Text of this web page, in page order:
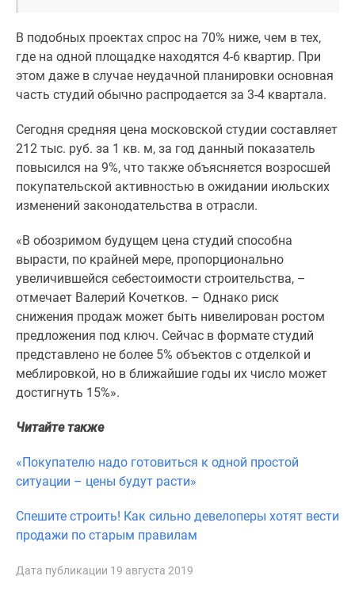
В подобных проектах спрос на 70% ниже, чем в тех,
где на одной площадке находятся 4-6 квартир. При
этом даже в случае неудачной планировки основная
часть студий обычно распродается за 3-4 квартала.
Сегодня средняя цена московской студии составляет
212 тыс. руб. за 1 кв. м, за год данный показатель
повысился на 9%, что также объясняется возросшей
покупательской активностью в ожидании июльских
изменений законодательства в отрасли.
«В обозримом будущем цена студий способна
вырасти, по крайней мере, пропорционально
увеличившейся себестоимости строительства, –
отмечает Валерий Кочетков. – Однако риск
снижения продаж может быть нивелирован ростом
предложения под ключ. Сейчас в формате студий
представлено не более 5% объектов с отделкой и
меблировкой, но в ближайшие годы их число может
достигнуть 15%».
Читайте также
«Покупателю надо готовиться к одной простой
ситуации – цены будут расти»
Спешите строить! Как сильно девелоперы хотят вести
продажи по старым правилам
Дата публикации 19 августа 2019